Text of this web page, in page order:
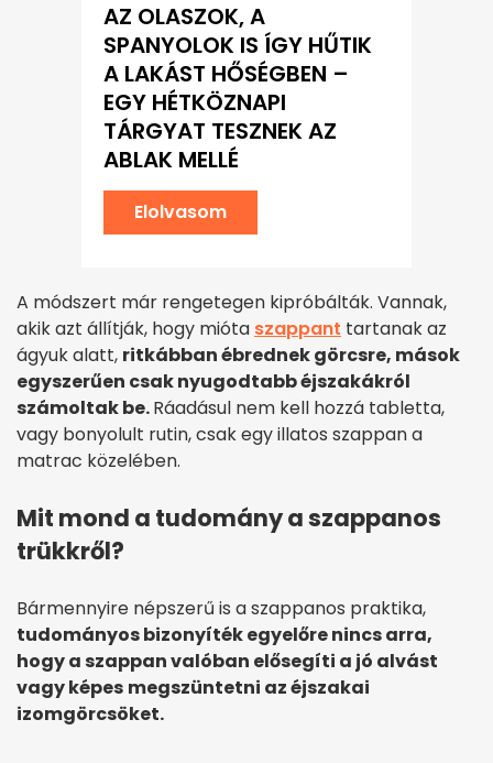
AZ OLASZOK, A
SPANYOLOK IS ÍGY HŰTIK
A LAKÁST HŐSÉGBEN –
EGY HÉTKÖZNAPI
TÁRGYAT TESZNEK AZ
ABLAK MELLÉ
Elolvasom
A módszert már rengetegen kipróbálták. Vannak,
akik azt állítják, hogy mióta szappant tartanak az
ágyuk alatt, ritkábban ébrednek görcsre, mások
egyszerűen csak nyugodtabb éjszakákról
számoltak be.Ráadásul nem kell hozzá tabletta,
vagy bonyolult rutin, csak egy illatos szappan a
matrac közelében.
Mit mond a tudomány a szappanos
trükkről?
Bármennyire népszerű is a szappanos praktika,
tudományos bizonyíték egyelőre nincs arra,
hogy a szappan valóban elősegíti a jó alvást
vagy képes megszüntetni az éjszakai
izomgörcsöket.